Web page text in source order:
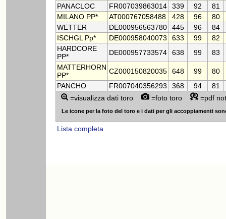
PANACLOC
FR007039863014 339 92
81
MILANO PP*
AT000767058488 428 96
80
WETTER
DE000956563780 445 96
84
ISCHGL Pp*
DE000958040073 633 99
82
HARDCORE
PP*
DE000957733574 638 99
83
MATTERHORN
PP*
CZ000150820035 648 99
80
PANCHO
FR007040356293 368 94
81
=visualizza dati toro
=foto toro =pdf
Le icone per la foto del toro e i dati per gli accoppiamenti
Lista completa